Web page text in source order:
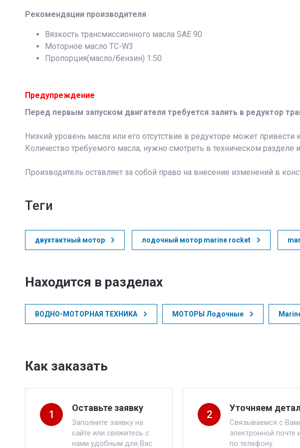
Рекомендации производителя
Вязкость трансмиссионного масла SAE 90
Моторное масло TC-W3
Пропорция(масло/бензин) 1:50
Предупреждение
Перед первым запуском двигателя требуется залить в редуктор
Низкий уровень масла или его отсутствие в редукторе может привести
Количество требуемого масла, нужно смотреть в техническом разделе
Производитель оставляет за собой право на внесение изменений в
теги
двухтактный мотор лодочный мотор marine rocket
Находится в разделах
ВОДНО-МОТОРНАЯ ТЕХНИКА МОТОРЫ Лодочные
Как заказать
1
Оставьте заявку
Заполните заявку на
сайте или свяжитесь с
нами удобным для Вас
2
Уточняем
Связываемся с
электронной почте
по телефону